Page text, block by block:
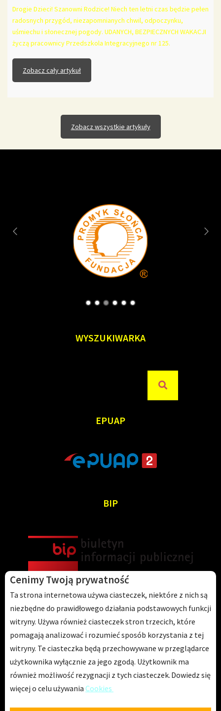
Drogie Dzieci! Szanowni Rodzice! Niech ten letni czas będzie pełen
radosnych przygód, niezapomnianych chwil, odpoczynku,
uśmiechu i słonecznej pogody. UDANYCH, BEZPIECZNYCH WAKACJI
życzą pracownicy Przedszkola Integracyjnego nr 125.
Zobacz cały artykuł
Zobacz wszystkie artykuły
WYSZUKIWARKA
EPUAP
BIP
Przedszkole Integracyjne nr 125 im. Janusza Korczaka
ul. Ścinawska 10
53-642 Wrocław
Telefon: 71 798 67 64
Cenimy Twoją prywatność
Ta strona internetowa używa ciasteczek, niektóre z nich są
niezbędne do prawidłowego działania podstawowych funkcji
witryny. Używa również ciasteczek stron trzecich, które
pomagają analizować i rozumieć sposób korzystania z tej
witryny. Te ciasteczka będą przechowywane w przeglądarce
użytkownika wyłącznie za jego zgodą. Użytkownik ma
również możliwość rezygnacji z tych ciasteczek. Dowiedz się
więcej o celu używania Cookies